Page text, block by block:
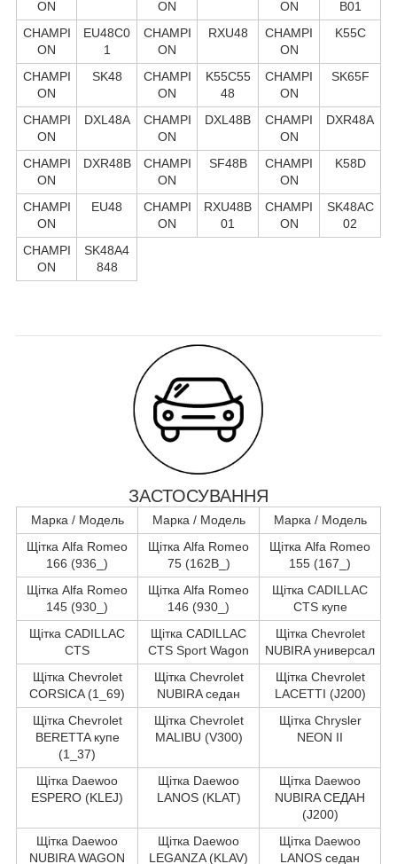
ON
ON
ON
B01
CHAMPI
ON
EU48C0
1
CHAMPI
ON
RXU48
CHAMPI
ON
K55C
CHAMPI
ON
SK48
CHAMPI
ON
K55C55
48
CHAMPI
ON
SK65F
CHAMPI
ON
DXL48A
CHAMPI
ON
DXL48B
CHAMPI
ON
DXR48A
CHAMPI
ON
DXR48B
CHAMPI
ON
SF48B
CHAMPI
ON
K58D
CHAMPI
ON
EU48
CHAMPI
ON
RXU48B
01
CHAMPI
ON
SK48AC
02
CHAMPI
ON
SK48A4
848
ЗАСТОСУВАННЯ
Марка / Модель Марка / Модель
Марка / Модель
Щітка Alfa Romeo
166 (936_)
Щітка Alfa Romeo
75 (162B_)
Щітка Alfa Romeo
155 (167_)
Щітка Alfa Romeo
145 (930_)
Щітка Alfa Romeo
146 (930_)
Щітка CADILLAC
CTS купе
Щітка CADILLAC
CTS
Щітка CADILLAC
CTS Sport Wagon
Щітка Chevrolet
NUBIRA универсал
Щітка Chevrolet
CORSICA (1_69)
Щітка Chevrolet
NUBIRA седан
Щітка Chevrolet
LACETTI (J200)
Щітка Chevrolet
BERETTA купе
(1_37)
Щітка Chevrolet
MALIBU (V300)
Щітка Chrysler
NEON II
Щітка Daewoo
ESPERO (KLEJ)
Щітка Daewoo
LANOS (KLAT)
Щітка Daewoo
NUBIRA СЕДАН
(J200)
Щітка Daewoo
NUBIRA WAGON
Щітка Daewoo
LEGANZA (KLAV)
Щітка Daewoo
LANOS седан